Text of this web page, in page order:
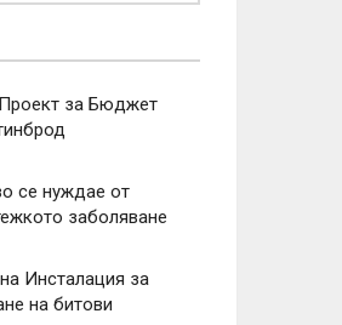
за Бюджет
се нуждае от
заболяване
Инсталация за
на битови